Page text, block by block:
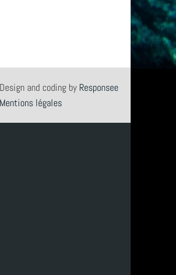
Design and coding by Responsee
Mentions légales